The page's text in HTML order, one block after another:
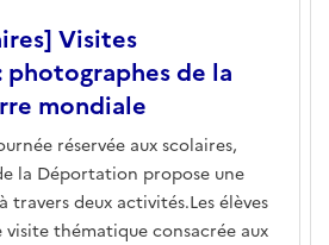
Visites
de la
mondiale
réservée aux scolaires,
la Déportation propose une
travers deux activités.Les élèves
thématique consacrée aux